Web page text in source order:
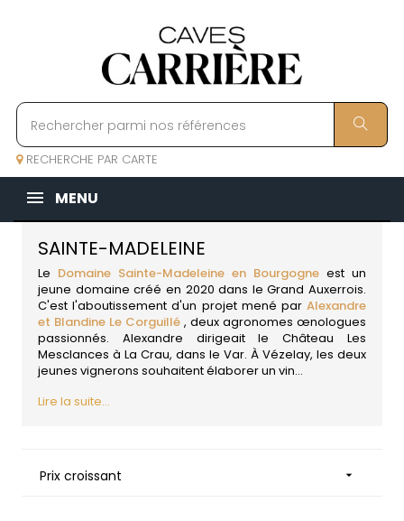
RECHERCHE PAR CARTE
MENU
SAINTE-MADELEINE
Le Domaine Sainte-Madeleine en Bourgogne est un
jeune domaine créé en 2020 dans le Grand Auxerrois.
C'est l'aboutissement d'un projet mené par Alexandre
et Blandine Le Corguillé , deux agronomes œnologues
passionnés. Alexandre dirigeait le Château Les
Mesclances à La Crau, dans le Var. À Vézelay, les deux
jeunes vignerons souhaitent élaborer un vin...
Lire la suite...
Prix croissant 